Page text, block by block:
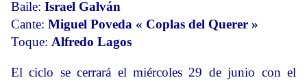
Baile: Israel Galván
Cante: Miguel Poveda « Coplas del Querer »
Toque: Alfredo Lagos
El ciclo se cerrará el miércoles 29 de junio con el